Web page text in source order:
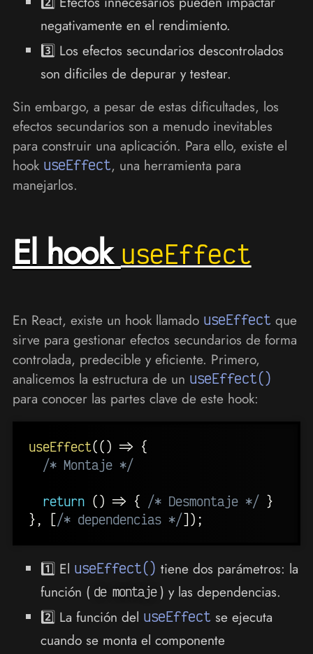
negativamente en el rendimiento.
3️⃣ Los efectos secundarios descontrolados
son dificiles de depurar y testear.
Sin embargo, a pesar de estas dificultades, los
efectos secundarios son a menudo inevitables
para construir una aplicación. Para ello, existe el
hook useEffect, una herramienta para
manejarlos.
El hookuseEffect
En React, existe un hook llamado useEffect que
sirve para gestionar efectos secundarios de forma
controlada, predecible y eficiente. Primero,
analicemos la estructura de un useEffect()
para conocer las partes clave de este hook:
useEffect(() => {
/* Montaje */
return () => { /* Desmontaje */ }
} , [/* dependencias */] ) ;
1️⃣ El useEffect() tiene dos parámetros: la
función ( de montaje ) y las dependencias.
2️⃣ La función del useEffect se ejecuta
cuando se monta el componente